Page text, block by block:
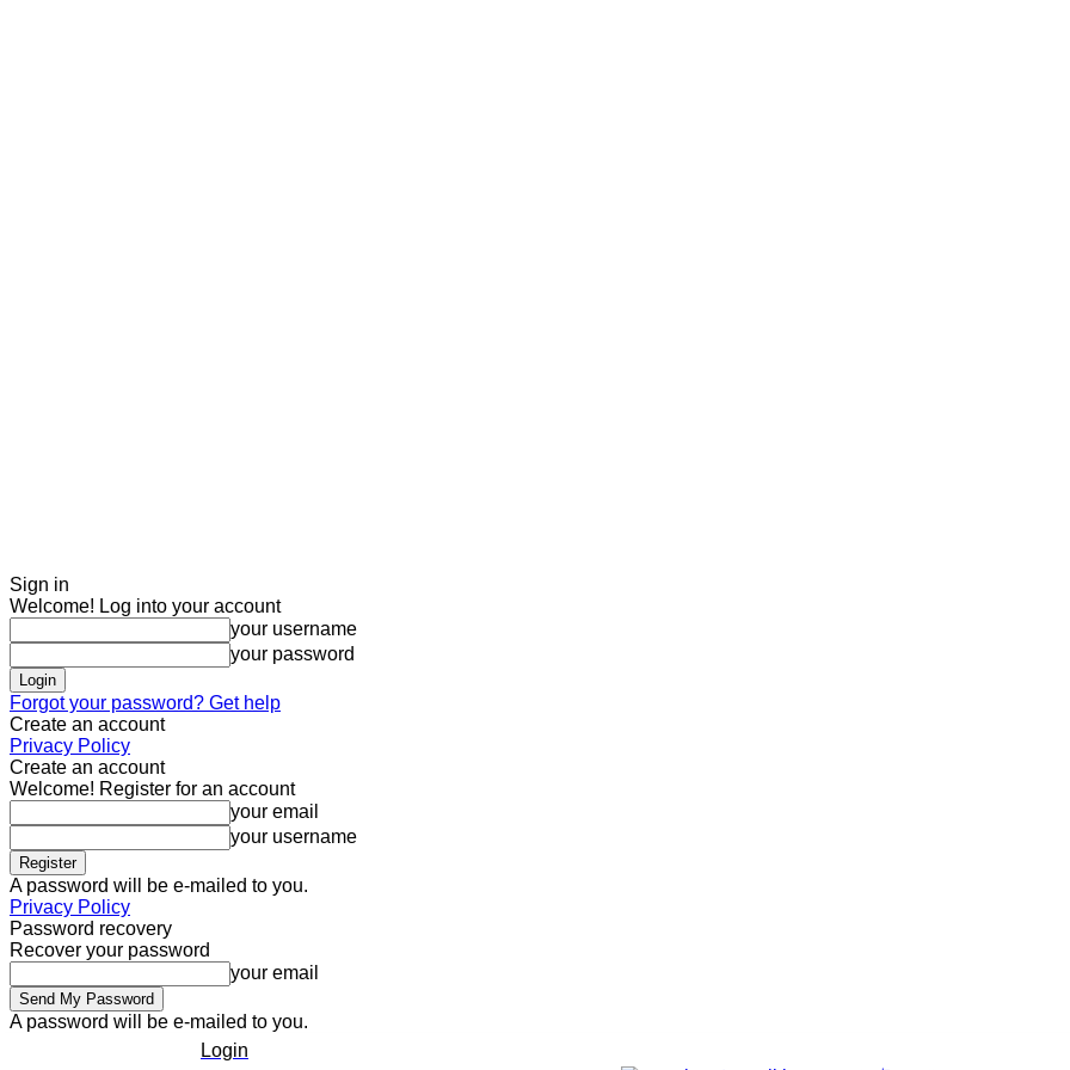
Sign in
Welcome! Log into your account
your username
your password
Forgot your password? Get help
Create an account
Privacy Policy
Create an account
Welcome! Register for an account
your email
your username
A password will be e-mailed to you.
Privacy Policy
Password recovery
Recover your password
your email
A password will be e-mailed to you.
Login